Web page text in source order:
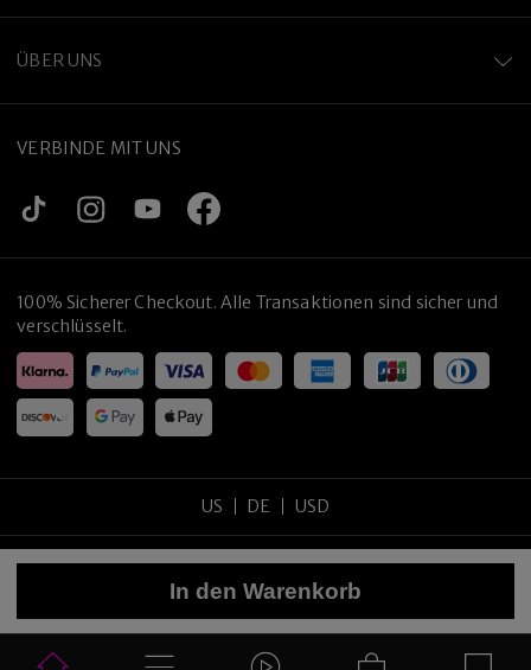
ÜBER UNS
VERBINDE MIT UNS
100% Sicherer Checkout. Alle Transaktionen sind sicher und
verschlüsselt.
US DE USD
Copyright©2026tijneyewear.Alle Rechte vorbehalten.
Datenschutzrichtlinie Nutzungsbedingungen
In den Warenkorb